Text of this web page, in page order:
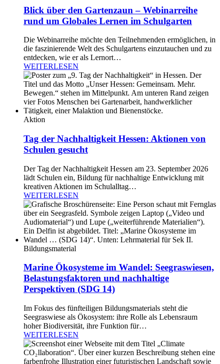
Blick über den Gartenzaun – Webinarreihe
rund um Globales Lernen im Schulgarten
Die Webinarreihe möchte den Teilnehmenden ermöglichen, in
die faszinierende Welt des Schulgartens einzutauchen und zu
entdecken, wie er als Lernort…
WEITERLESEN
Aktion
Tag der Nachhaltigkeit Hessen: Aktionen von
Schulen gesucht
Der Tag der Nachhaltigkeit Hessen am 23. September 2026
lädt Schulen ein, Bildung für nachhaltige Entwicklung mit
kreativen Aktionen im Schulalltag…
WEITERLESEN
Bildungsmaterial
Marine Ökosysteme im Wandel: Seegraswiesen,
Belastungsfaktoren und nachhaltige
Perspektiven (SDG 14)
Im Fokus des fünfteiligen Bildungsmaterials steht die
Seegraswiese als Ökosystem: ihre Rolle als Lebensraum
hoher Biodiversität, ihre Funktion für…
WEITERLESEN